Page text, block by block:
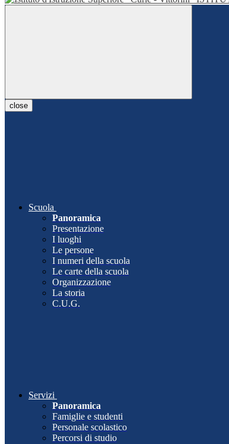
close
Scuola
Panoramica
Presentazione
I luoghi
Le persone
I numeri della scuola
Le carte della scuola
Organizzazione
La storia
C.U.G.
Servizi
Panoramica
Famiglie e studenti
Personale scolastico
Percorsi di studio